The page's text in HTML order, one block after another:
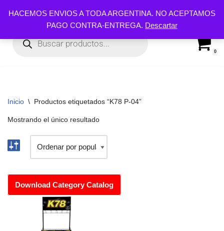
HACEMOS ENVIOS A TODA ARGENTINA. NO ACEPTAMOS
PAGO CONTRA-ENTREGA. Descartar
al
contenido
0
Inicio \ Productos etiquetados “K78 P-04”
Mostrando el único resultado
Download Category Catalog